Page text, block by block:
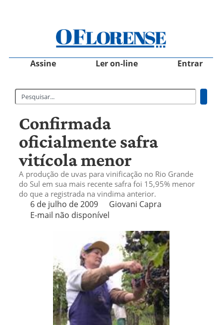
Assine Ler on-line Entrar
Confirmada
oficialmente safra
vitícola menor
A produção de uvas para vinificação no Rio Grande
do Sul em sua mais recente safra foi 15,95% menor
do que a registrada na vindima anterior.
6 de julho de 2009
Giovani Capra
E-mail não disponível